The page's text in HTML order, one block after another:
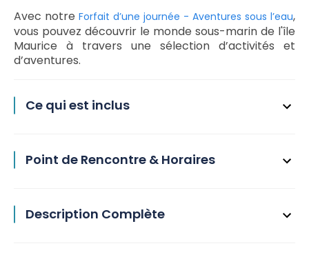
Avec notre Forfait d’une journée - Aventures sous l’eau,
vous pouvez découvrir le monde sous-marin de l'île
Maurice à travers une sélection d’activités et
d’aventures.
Ce qui est inclus
Point de Rencontre & Horaires
Description Complète